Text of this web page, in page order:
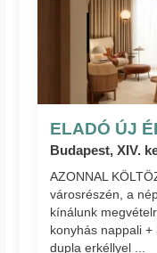
ELADÓ ÚJ
Budapest, XIV.
AZONNAL
városrészén, a
kínálunk
konyhás nappali +
dupla erkéllyel ...